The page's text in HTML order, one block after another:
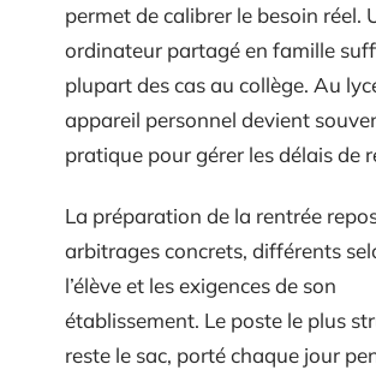
permet de calibrer le besoin réel.
ordinateur partagé en famille
plupart des cas au collège. Au
appareil personnel devient
pratique pour gérer les délais de
La préparation de la rentrée
arbitrages concrets, différents
l’élève et les exigences de son
établissement. Le poste le plus
reste le sac, porté chaque jour